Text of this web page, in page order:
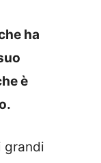
ha
è
grandi